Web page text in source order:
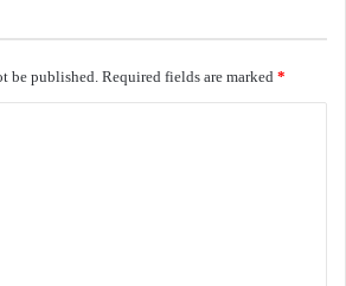
be published. Required fields are marked *